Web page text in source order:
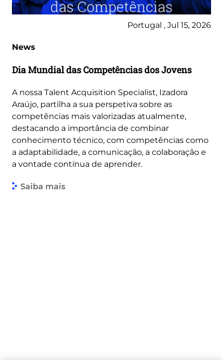
Portugal , Jul 15, 2026
News
Dia Mundial das Competências dos Jovens
A nossa Talent Acquisition Specialist, Izadora
Araújo, partilha a sua perspetiva sobre as
competências mais valorizadas atualmente,
destacando a importância de combinar
conhecimento técnico, com competências como
a adaptabilidade, a comunicação, a colaboração e
a vontade contínua de aprender.
Saiba mais